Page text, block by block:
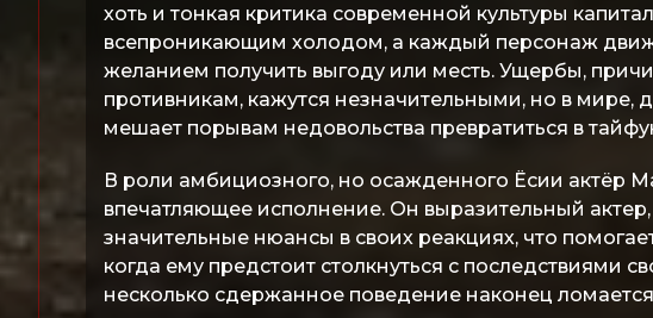
хоть и тонкая критика современной культуры
всепроникающим холодом, а каждый персонаж
желанием получить выгоду или месть. Ущербы,
противникам, кажутся незначительными, но в
мешает порывам недовольства превратиться в
В роли амбициозного, но осажденного Ёсии актёр
впечатляющее исполнение. Он выразительный
значительные нюансы в своих реакциях, что
когда ему предстоит столкнуться с последствиями
несколько сдержанное поведение наконец